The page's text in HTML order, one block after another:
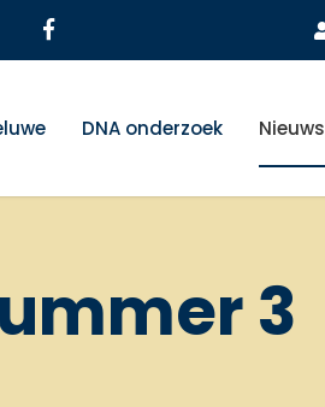
DNA onderzoek Nieuws
3